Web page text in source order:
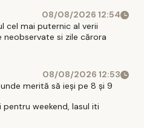
08/08/2026 12:54
cel mai puternic al verii
si zile cărora
08/08/2026 12:53
merită să ieși pe 8 și 9
weekend, Iasul iti